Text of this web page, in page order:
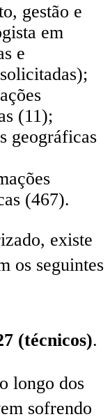
gestão e
em
e
(11);
geográficas
(467).
existe
os seguintes
(técnicos).
longo dos
sofrendo